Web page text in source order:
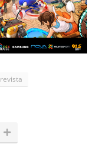
revista